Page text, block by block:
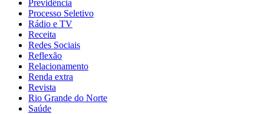
Previdência
Processo Seletivo
Rádio e TV
Receita
Redes Sociais
Reflexão
Relacionamento
Renda extra
Revista
Rio Grande do Norte
Saúde